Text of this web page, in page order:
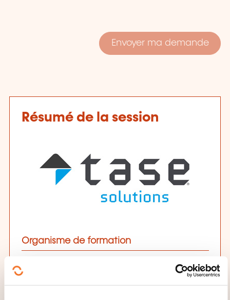
Résumé de la session
Organisme de formation
Date et durée